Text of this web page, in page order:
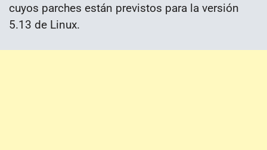
cuyos parches están previstos para la versión
5.13 de Linux.